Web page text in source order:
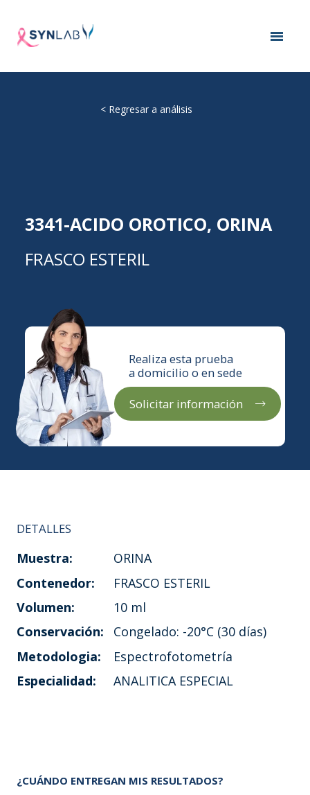
< Regresar a análisis
3341-ACIDO OROTICO, ORINA
FRASCO ESTERIL
Realiza esta prueba
a domicilio o en sede
Solicitar información
DETALLES
Muestra:
ORINA
Contenedor:
FRASCO ESTERIL
Volumen:
10 ml
Conservación:
Congelado: -20°C (30 días)
Metodologia:
Espectrofotometría
Especialidad:
ANALITICA ESPECIAL
¿CUÁNDO ENTREGAN MIS RESULTADOS?